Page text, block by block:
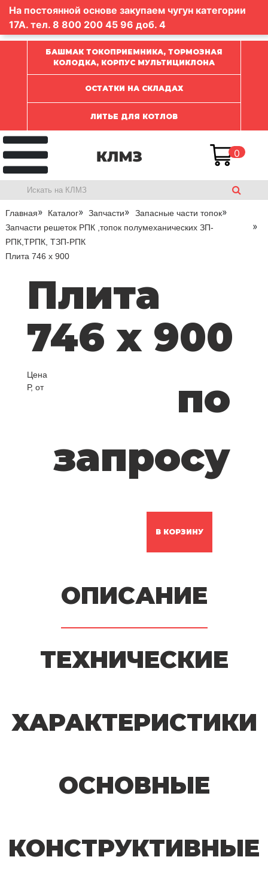
На постоянной основе закупаем чугун категории
17А. тел. 8 800 200 45 96 доб. 4
БАШМАК ТОКОПРИЕМНИКА, ТОРМОЗНАЯ
КОЛОДКА, КОРПУС МУЛЬТИЦИКЛОНА
ОСТАТКИ НА СКЛАДАХ
ЛИТЬЕ ДЛЯ КОТЛОВ
0
Главная Каталог Запчасти
Запасные части топок
Запчасти решеток РПК ,топок полумеханических ЗП-
РПК,ТРПК, ТЗП-РПК
Плита 746 x 900
Плита
746 x 900
Цена
Р, от
по
запросу
В КОРЗИНУ
ОПИСАНИЕ
ТЕХНИЧЕСКИЕ
ХАРАКТЕРИСТИКИ
ОСНОВНЫЕ
КОНСТРУКТИВНЫЕ